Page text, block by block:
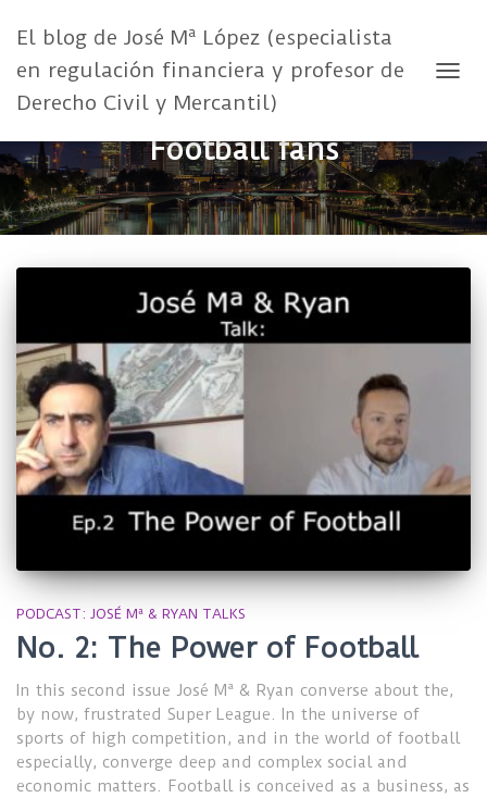
El blog de José Mª López (especialista
en regulación financiera y profesor de
Derecho Civil y Mercantil)
Football fans
PODCAST: JOSÉ Mª & RYAN TALKS
No. 2: The Power of Football
In this second issue José Mª & Ryan converse about the,
by now, frustrated Super League. In the universe of
sports of high competition, and in the world of football
especially, converge deep and complex social and
economic matters. Football is conceived as a business, as